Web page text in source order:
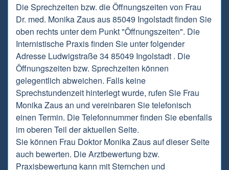
Die Sprechzeiten bzw. die Öffnungszeiten von Frau
Dr. med. Monika Zaus aus 85049 Ingolstadt finden Sie
oben rechts unter dem Punkt "Öffnungszeiten". Die
Internistische Praxis finden Sie unter folgender
Adresse Ludwigstraße 34 85049 Ingolstadt . Die
Öffnungszeiten bzw. Sprechzeiten können
gelegentlich abweichen. Falls keine
Sprechstundenzeit hinterlegt wurde, rufen Sie Frau
Monika Zaus an und vereinbaren Sie telefonisch
einen Termin. Die Telefonnummer finden Sie ebenfalls
im oberen Teil der aktuellen Seite.
Sie können Frau Doktor Monika Zaus auf dieser Seite
auch bewerten. Die Arztbewertung bzw.
Praxisbewertung kann mit Sternchen und